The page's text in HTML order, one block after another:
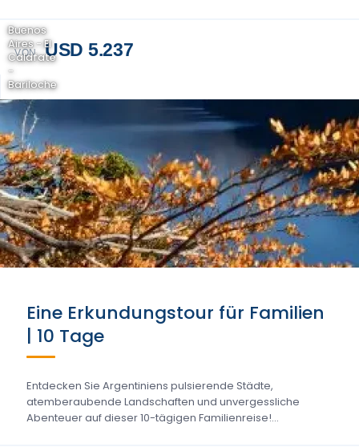
VON USD 5.237
Buenos
Aires - El
Calafate
-
Bariloche
Eine Erkundungstour für Familien
| 10 Tage
Entdecken Sie Argentiniens pulsierende Städte,
atemberaubende Landschaften und unvergessliche
Abenteuer auf dieser 10-tägigen Familienreise!...